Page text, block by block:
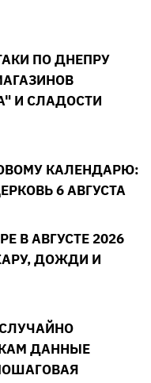
ПО ДНЕПРУ
И СЛАДОСТИ
КАЛЕНДАРЮ:
6 АВГУСТА
В АВГУСТЕ 2026
ДОЖДИ И
ДАННЫЕ